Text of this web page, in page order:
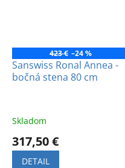
423 € –24 %
Sanswiss Ronal Annea -
bočná stena 80 cm
Skladom
317,50 €
DETAIL